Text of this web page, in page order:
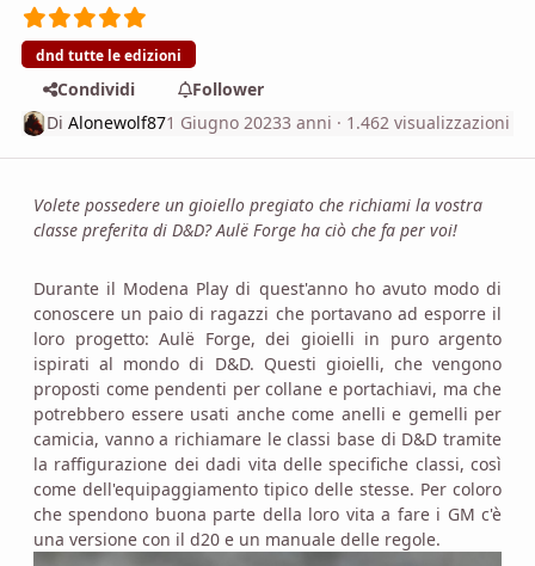
dnd tutte le edizioni
Condividi
Follower
DiAlonewolf871 Giugno 20233 anni · 1.462 visualizzazioni
Volete possedere un gioiello pregiato che richiami la vostra
classe preferita di D&D? Aulë Forge ha ciò che fa per voi!
Durante il Modena Play di quest'anno ho avuto modo di
conoscere un paio di ragazzi che portavano ad esporre il
loro progetto: Aulë Forge, dei gioielli in puro argento
ispirati al mondo di D&D. Questi gioielli, che vengono
proposti come pendenti per collane e portachiavi, ma che
potrebbero essere usati anche come anelli e gemelli per
camicia, vanno a richiamare le classi base di D&D tramite
la raffigurazione dei dadi vita delle specifiche classi, così
come dell'equipaggiamento tipico delle stesse. Per coloro
che spendono buona parte della loro vita a fare i GM c'è
una versione con il d20 e un manuale delle regole.